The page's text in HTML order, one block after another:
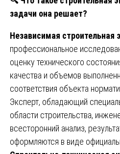
задачи она решает?
Независимая строительная
профессиональное
оценку технического
качества и объемов
соответствия объекта
Эксперт, обладающий
области строительства,
всесторонний анализ,
оформляются в виде